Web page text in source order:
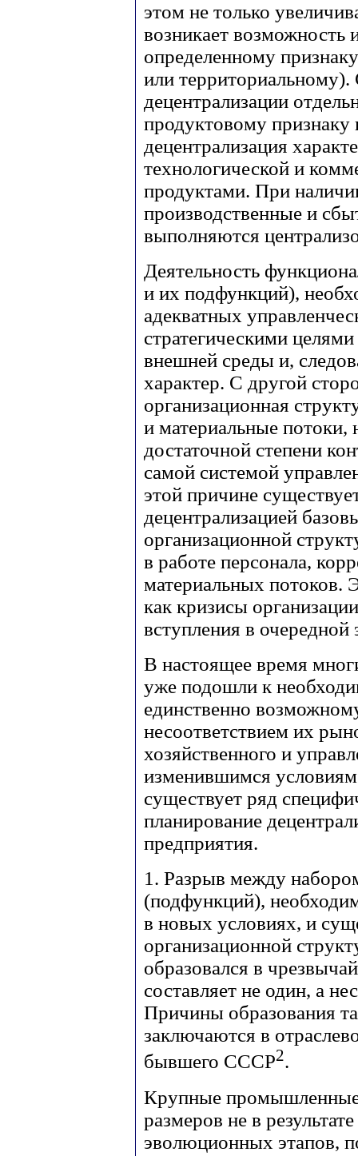
этом не только
возникает возможность
определенному
или
децентрализации
продуктовому
децентрализация
технологической и
продуктами. При
производственные и
выполняются
Деятельность
и их подфункций),
адекватных
стратегическими
внешней среды и,
характер. С другой
организационная
и материальные потоки,
достаточной степени
самой системой
этой причине
децентрализацией
организационной
в работе персонала,
материальных потоков.
как кризисы
вступления в
В настоящее время
уже подошли к
единственно
несоответствием их
хозяйственного и
изменившимся
существует ряд
планирование
предприятия.
1. Разрыв между
(подфункций),
в новых условиях, и
организационной
образовался в
составляет не один, а
Причины образования
заключаются в
бывшего СССР2.
Крупные промышленные
размеров не в
эволюционных этапов,